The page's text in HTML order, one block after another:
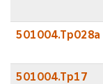
501004.Tp028a
501004.Tp17